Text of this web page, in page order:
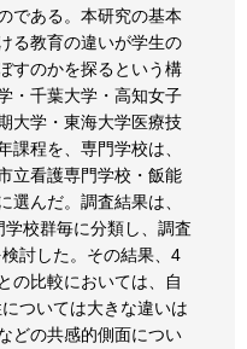
である。本研究の基本
る教育の違いが学生の
すのかを探るという構
・千葉大学・高知女子
大学・東海大学医療技
課程を、専門学校は、
立看護専門学校・飯能
選んだ。調査結果は、
校群毎に分類し、調査
討した。その結果、4
の比較においては、自
ついては大きな違いは
どの共感的側面につい